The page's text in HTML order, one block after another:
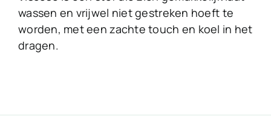
wassen en vrijwel niet gestreken hoeft te
worden, met een zachte touch en koel in het
dragen.